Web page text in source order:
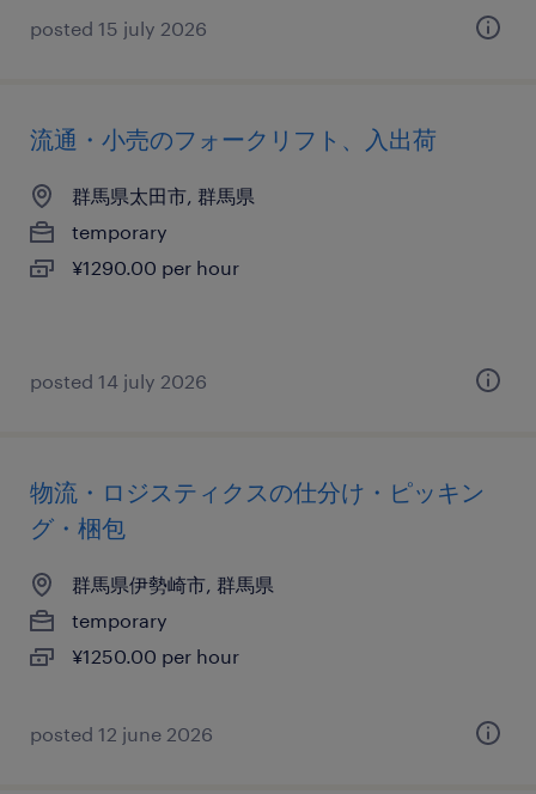
posted 15 july 2026
流通・小売のフォークリフト、入出荷
群馬県太田市, 群馬県
temporary
¥1290.00 per hour
posted 14 july 2026
物流・ロジスティクスの仕分け・ピッキン
グ・梱包
群馬県伊勢崎市, 群馬県
temporary
¥1250.00 per hour
posted 12 june 2026